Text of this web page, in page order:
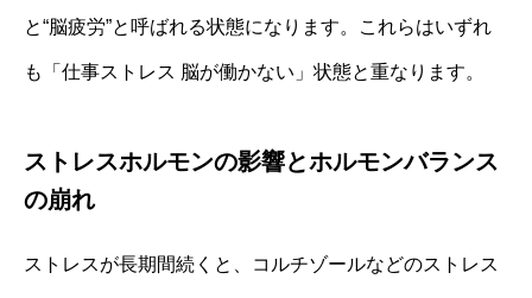
と“脳疲労”と呼ばれる状態になります。これらはいずれ
も「仕事ストレス 脳が働かない」状態と重なります。
ストレスホルモンの影響とホルモンバランス
の崩れ
ストレスが長期間続くと、コルチゾールなどのストレス